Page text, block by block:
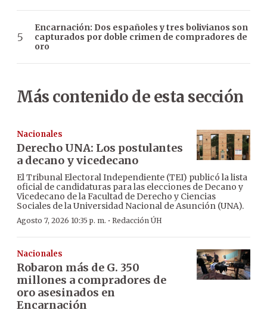
Encarnación: Dos españoles y tres bolivianos son
capturados por doble crimen de compradores de
oro
Más contenido de esta sección
Nacionales
Derecho UNA: Los postulantes
a decano y vicedecano
El Tribunal Electoral Independiente (TEI) publicó la lista
oficial de candidaturas para las elecciones de Decano y
Vicedecano de la Facultad de Derecho y Ciencias
Sociales de la Universidad Nacional de Asunción (UNA).
Agosto 7, 2026 10:35 p. m. · Redacción ÚH
Nacionales
Robaron más de G. 350
millones a compradores de
oro asesinados en
Encarnación